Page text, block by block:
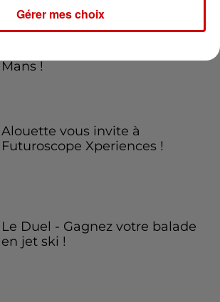
Gagnez vos entrées pour le
Mans !
Alouette vous invite à
Futuroscope Xperiences !
Le Duel - Gagnez votre balade
en jet ski !
Gérer mes choix